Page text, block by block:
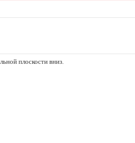
плоскости вниз.